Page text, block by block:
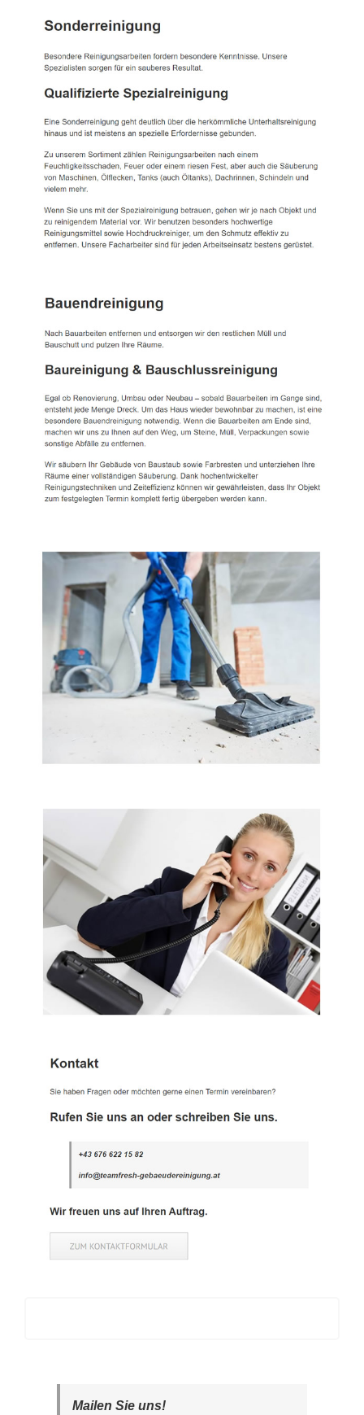
Mailen Sie uns!